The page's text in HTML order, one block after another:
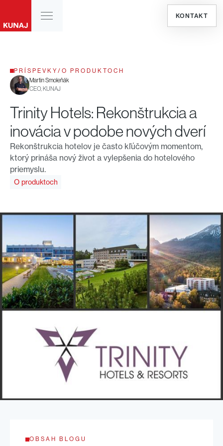
KONTAKT
PRÍSPEVKY / O PRODUKTOCH
Martin Smoleňák
CEO, KUNAJ
Trinity Hotels: Rekonštrukcia a
inovácia v podobe nových dverí
Rekonštrukcia hotelov je často kľúčovým momentom,
ktorý prináša nový život a vylepšenia do hotelového
priemyslu.
O produktoch
OBSAH BLOGU